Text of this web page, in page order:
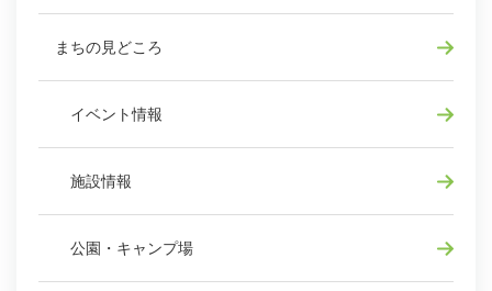
まちの見どころ
イベント情報
施設情報
公園・キャンプ場